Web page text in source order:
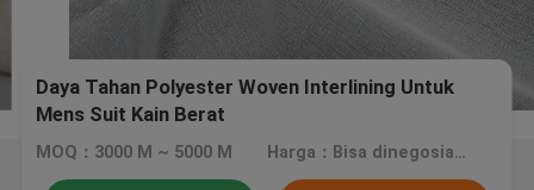
Daya Tahan Polyester Woven Interlining Untuk
Mens Suit Kain Berat
MOQ：3000 M ~ 5000 M Harga：Bisa dinegosiasikan